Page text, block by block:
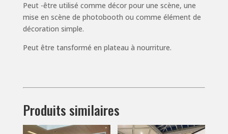
Peut -être utilisé comme décor pour une scène, une
mise en scène de photobooth ou comme élément de
décoration simple.
Peut être tansformé en plateau à nourriture.
Produits similaires